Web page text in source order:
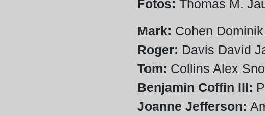
Fotos: Thomas M.
Mark: Cohen
Roger: Davis David
Tom: Collins Alex
Benjamin Coffin III:
Joanne Jefferson: